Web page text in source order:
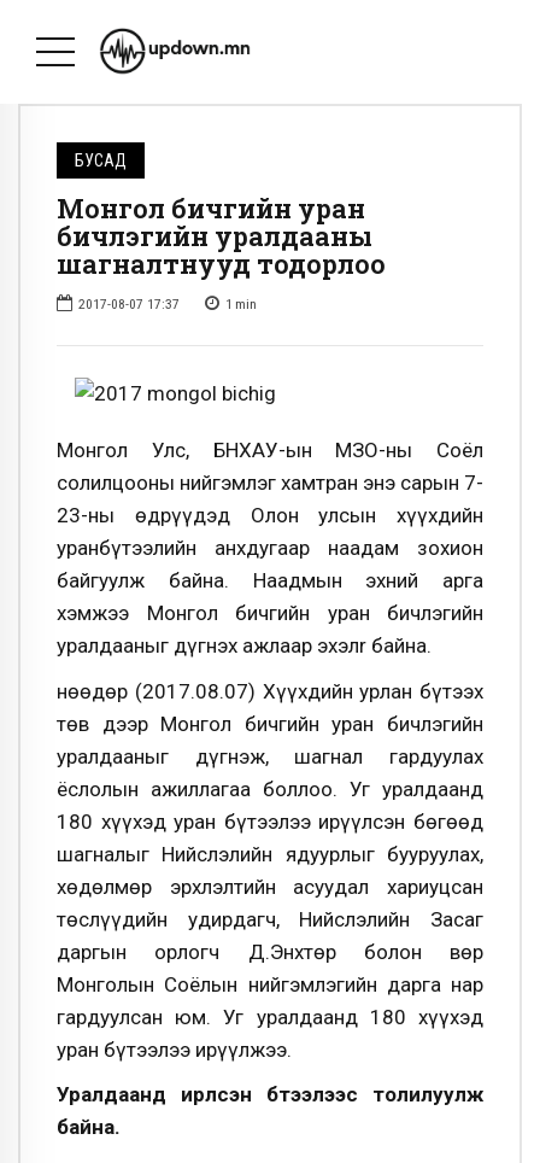
БУСАД
Монгол бичгийн уран
бичлэгийн уралдааны
шагналтнууд тодорлоо
2017-08-07 17:37 1 min
Монгол Улс, БНХАУ-ын ӨМӨЗО-ны Соёл
солилцооны нийгэмлэг хамтран энэ сарын 7-
23-ны өдрүүдэд Олон улсын хүүхдийн
уранбүтээлийн анхдугаар наадам зохион
байгуулж байна. Наадмын эхний арга
хэмжээ Монгол бичгийн уран бичлэгийн
уралдааныг дүгнэх ажлаар эхэлr байна.
Өнөөдөр (2017.08.07) Хүүхдийн урлан бүтээх
төв дээр Монгол бичгийн уран бичлэгийн
уралдааныг дүгнэж, шагнал гардуулах
ёслолын ажиллагаа боллоо. Уг уралдаанд
180 хүүхэд уран бүтээлээ ирүүлсэн бөгөөд
шагналыг Нийслэлийн ядуурлыг бууруулах,
хөдөлмөр эрхлэлтийн асуудал хариуцсан
төслүүдийн удирдагч, Нийслэлийн Засаг
даргын орлогч Д.Энхтөр болон Өвөр
Монголын Соёлын нийгэмлэгийн дарга нар
гардуулсан юм. Уг уралдаанд 180 хүүхэд
уран бүтээлээ ирүүлжээ.
Уралдаанд ирүүлсэн бүтээлээс толилуулж
байна.